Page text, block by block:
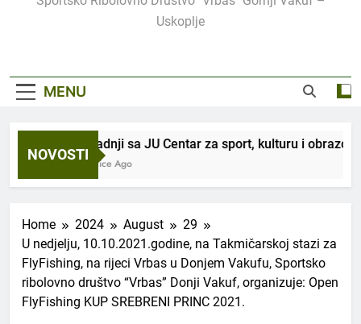
Uskoplje
MENU
NOVOSTI
U saradnji sa JU Centar za sport, kulturu i
3 Sedmice Ago
Home 2024 August
29
U nedjelju, 10.10.2021.godine, na Takmičarskoj stazi za
FlyFishing, na rijeci Vrbas u Donjem Vakufu, Sportsko
ribolovno društvo “Vrbas” Donji Vakuf, organizuje: Open
FlyFishing KUP SREBRENI PRINC 2021.